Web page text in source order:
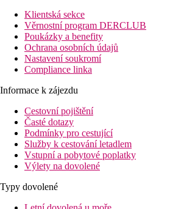
Klientská sekce
Věrnostní program DERCLUB
Poukázky a benefity
Ochrana osobních údajů
Nastavení soukromí
Compliance linka
Informace k zájezdu
Cestovní pojištění
Časté dotazy
Podmínky pro cestující
Služby k cestování letadlem
Vstupní a pobytové poplatky
Výlety na dovolené
Typy dovolené